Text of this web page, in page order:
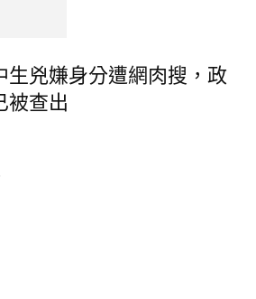
生兇嫌身分遭網肉搜，政
被查出